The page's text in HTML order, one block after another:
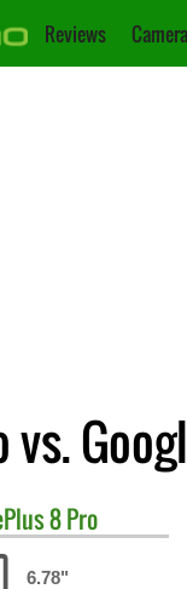
Reviews
vs.
8 Pro
6.78"